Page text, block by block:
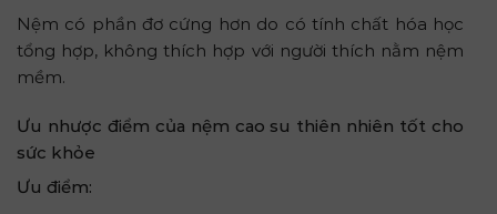
Nệm có phần đơ cứng hơn do có tính chất hóa học
tổng hợp, không thích hợp với người thích nằm nệm
mềm.
Ưu nhược điểm của nệm cao su thiên nhiên tốt cho
sức khỏe
Ưu điểm: